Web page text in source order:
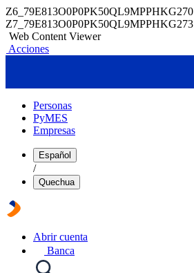
Z6_79E813O0P0PK50QL9MPPHKG270
Z7_79E813O0P0PK50QL9MPPHKG273
Web Content Viewer
Acciones
Personas
PyMES
Empresas
Español
/
Quechua
Abrir cuenta
Banca